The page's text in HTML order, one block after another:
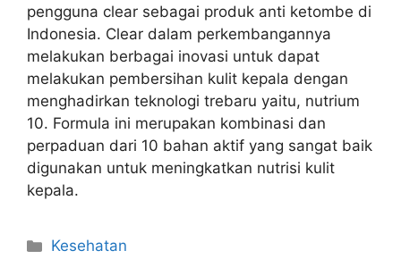
pengguna clear sebagai produk anti ketombe di
Indonesia. Clear dalam perkembangannya
melakukan berbagai inovasi untuk dapat
melakukan pembersihan kulit kepala dengan
menghadirkan teknologi trebaru yaitu, nutrium
10. Formula ini merupakan kombinasi dan
perpaduan dari 10 bahan aktif yang sangat baik
digunakan untuk meningkatkan nutrisi kulit
kepala.
Kategori
Kesehatan